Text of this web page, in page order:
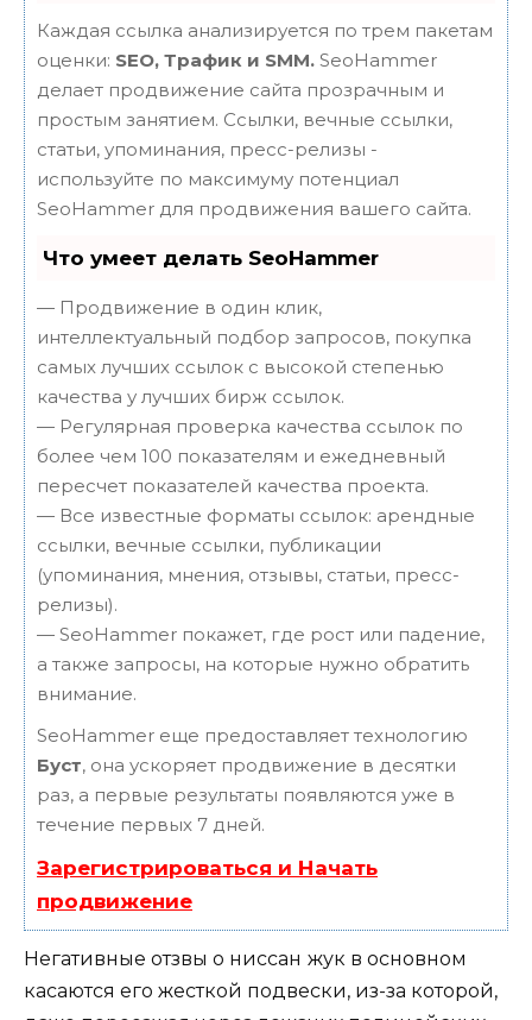
Каждая ссылка анализируется по трем пакетам
оценки: SEO, Трафик и SMM. SeoHammer
делает продвижение сайта прозрачным и
простым занятием. Ссылки, вечные ссылки,
статьи, упоминания, пресс-релизы -
используйте по максимуму потенциал
SeoHammer для продвижения вашего сайта.
Что умеет делать SeoHammer
— Продвижение в один клик,
интеллектуальный подбор запросов, покупка
самых лучших ссылок с высокой степенью
качества у лучших бирж ссылок.
— Регулярная проверка качества ссылок по
более чем 100 показателям и ежедневный
пересчет показателей качества проекта.
— Все известные форматы ссылок: арендные
ссылки, вечные ссылки, публикации
(упоминания, мнения, отзывы, статьи, пресс-
релизы).
— SeoHammer покажет, где рост или падение,
а также запросы, на которые нужно обратить
внимание.
SeoHammer еще предоставляет технологию
Буст, она ускоряет продвижение в десятки
раз, а первые результаты появляются уже в
течение первых 7 дней.
Зарегистрироваться и Начать
продвижение
Негативные отзвы о ниссан жук в основном
касаются его жесткой подвески, из-за которой,